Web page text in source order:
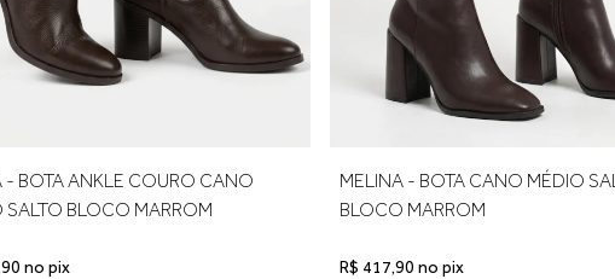
tamanho ideal. Considere aproximadamente 0,5 cm de folga para maior
A primeira troca é grátis.
- BOTA CANO MÉDIO SALTO
COURO MARROM
no pix
LAURA - BOTA ANKLE COURO
MÉDIO SALTO BLOCO MARROM
R$ 531,90 no pix